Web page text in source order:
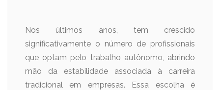
Nos últimos anos, tem crescido
significativamente o número de profissionais
que optam pelo trabalho autônomo, abrindo
mão da estabilidade associada à carreira
tradicional em empresas. Essa escolha é